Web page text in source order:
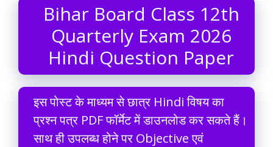
Bihar Board Class 12th
Quarterly Exam 2026
Hindi Question Paper
इस पोस्ट के माध्यम से छात्र Hindi विषय का
प्रश्न पत्र PDF फॉर्मेट में डाउनलोड कर सकते हैं।
साथ ही उपलब्ध होने पर Objective एवं